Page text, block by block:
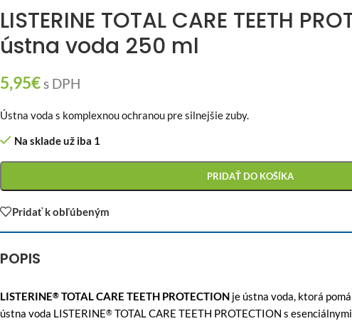
LISTERINE TOTAL CARE TEETH
ústna voda 250 ml
5,95€s DPH
Ústna voda s komplexnou ochranou pre silnejšie zuby.
Na sklade už iba 1
PRIDAŤ DO KOŠÍKA
Pridať k obľúbeným
POPIS
LISTERINE® TOTAL CARE TEETH PROTECTION je ústna voda, ktorá
ústna voda LISTERINE® TOTAL CARE TEETH PROTECTION s